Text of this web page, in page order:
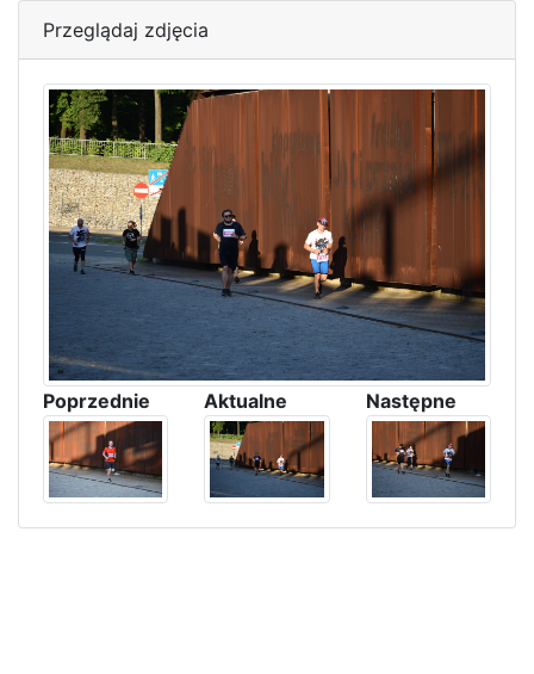
Przeglądaj zdjęcia
Poprzednie Aktualne Następne